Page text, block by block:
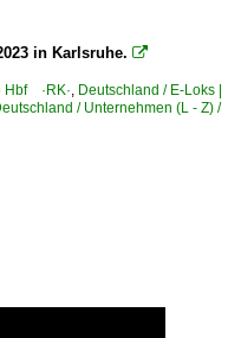
in Karlsruhe. 
Hbf ·RK·, Deutschland / E-Loks |
/ Unternehmen (L - Z) /